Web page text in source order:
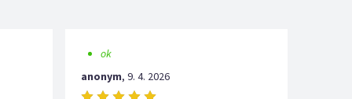
ok
anonym, 9. 4. 2026